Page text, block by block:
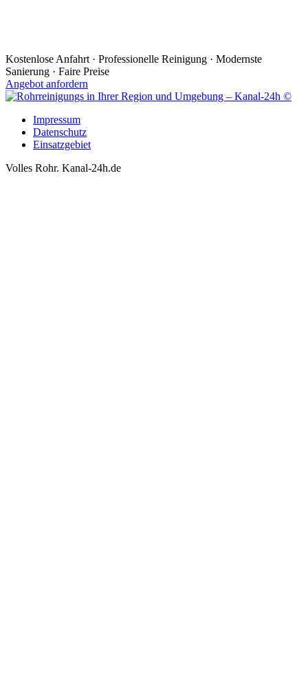
Kostenlose Anfahrt · Professionelle Reinigung · Modernste
Sanierung · Faire Preise
Angebot anfordern
Impressum
Datenschutz
Einsatzgebiet
Volles Rohr. Kanal-24h.de